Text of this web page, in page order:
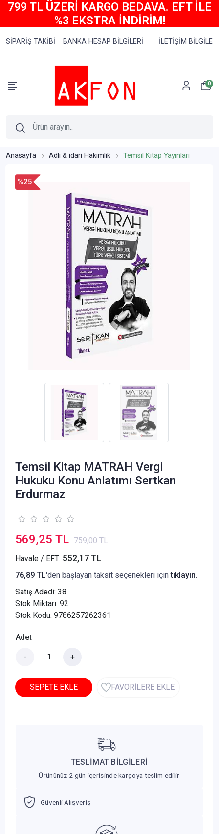
799 TL ÜZERİ KARGO BEDAVA. EFT İLE
%3 EKSTRA İNDİRİM!
SİPARİŞ TAKİBİ BANKA HESAP BİLGİLERİ İLETİŞİM BİLGİLERİ
0
Anasayfa Adli & idari Hakimlik Temsil Kitap Yayınları
%25
Temsil Kitap MATRAH Vergi
Hukuku Konu Anlatımı Sertkan
Erdurmaz
569,25 TL 759,00 TL
Havale / EFT: 552,17 TL
76,89 TL'den başlayan taksit seçenekleri içintıklayın.
Satış Adedi: 38
Stok Miktarı: 92
Stok Kodu: 9786257262361
Adet
- +
SEPETE EKLE FAVORİLERE EKLE
TESLİMAT BİLGİLERİ
Ürününüz 2 gün içerisinde kargoya teslim edilir
Güvenli Alışveriş